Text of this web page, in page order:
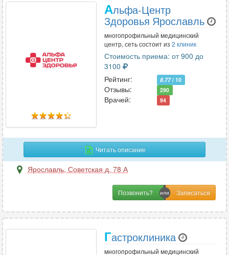
Альфа-Центр
Здоровья Ярославль
многопрофильный медицинский
центр, сеть состоит из 2 клиник
Стоимость приема: от 900 до
3100
Рейтинг:
8.77/ 10
Отзывы: 290
Врачей: 94
Читать описание
Ярославль, Советская д. 78 А
Позвонить?
Гастроклиника
многопрофильный медицинский